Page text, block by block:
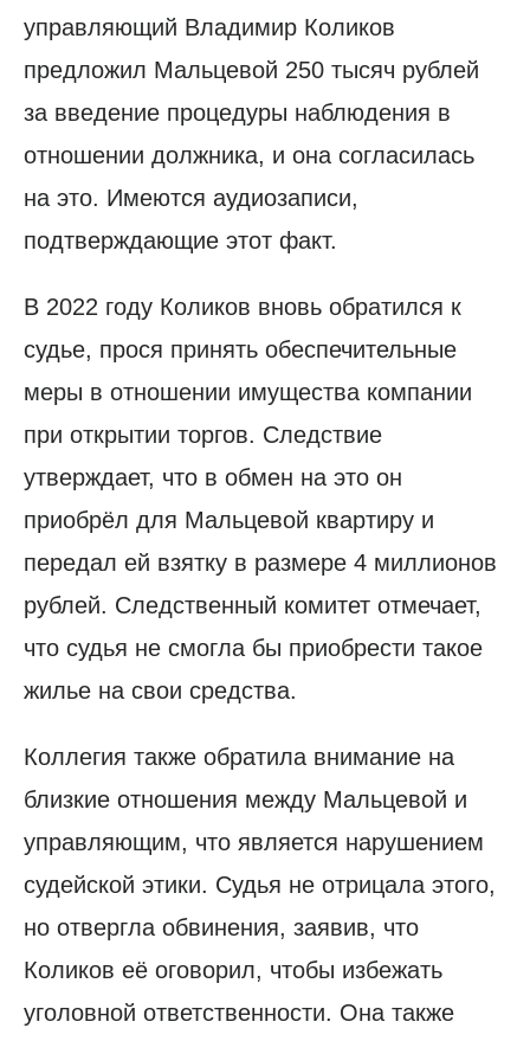
управляющий Владимир Коликов
предложил Мальцевой 250 тысяч рублей
за введение процедуры наблюдения в
отношении должника, и она согласилась
на это. Имеются аудиозаписи,
подтверждающие этот факт.
В 2022 году Коликов вновь обратился к
судье, прося принять обеспечительные
меры в отношении имущества компании
при открытии торгов. Следствие
утверждает, что в обмен на это он
приобрёл для Мальцевой квартиру и
передал ей взятку в размере 4 миллионов
рублей. Следственный комитет отмечает,
что судья не смогла бы приобрести такое
жилье на свои средства.
Коллегия также обратила внимание на
близкие отношения между Мальцевой и
управляющим, что является нарушением
судейской этики. Судья не отрицала этого,
но отвергла обвинения, заявив, что
Коликов её оговорил, чтобы избежать
уголовной ответственности. Она также